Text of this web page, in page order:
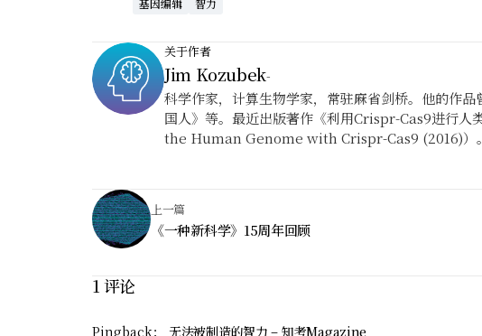
基因编辑 智力
关于作者
Jim Kozubek-
科学作家，计算生物学家，常驻麻省剑桥。他的作
国人》等。最近出版著作《利用Crispr-Cas9进行
the Human Genome with Crispr-Cas9 (2016)）。
上一篇
《一种新科学》15周年回顾
1 评论
Pingback： 无法被制造的智力 – 知考Magazine